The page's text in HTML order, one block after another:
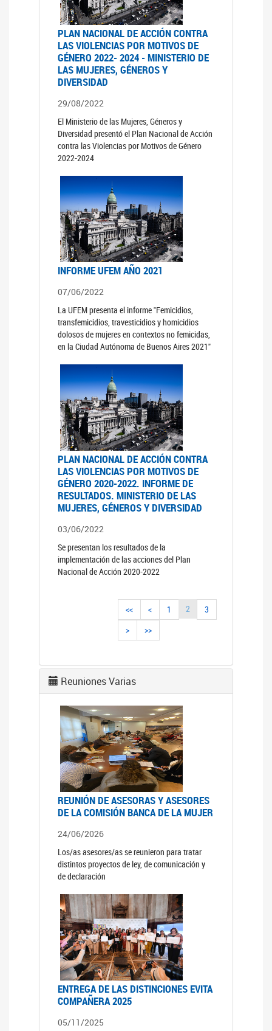
PLAN NACIONAL DE ACCIÓN CONTRA
LAS VIOLENCIAS POR MOTIVOS DE
GÉNERO 2022- 2024 - MINISTERIO DE
LAS MUJERES, GÉNEROS Y
DIVERSIDAD
29/08/2022
El Ministerio de las Mujeres, Géneros y
Diversidad presentó el Plan Nacional de Acción
contra las Violencias por Motivos de Género
2022-2024
INFORME UFEM AÑO 2021
07/06/2022
La UFEM presenta el informe "Femicidios,
transfemicidios, travesticidios y homicidios
dolosos de mujeres en contextos no femicidas,
en la Ciudad Autónoma de Buenos Aires 2021"
PLAN NACIONAL DE ACCIÓN CONTRA
LAS VIOLENCIAS POR MOTIVOS DE
GÉNERO 2020-2022. INFORME DE
RESULTADOS. MINISTERIO DE LAS
MUJERES, GÉNEROS Y DIVERSIDAD
03/06/2022
Se presentan los resultados de la
implementación de las acciones del Plan
Nacional de Acción 2020-2022
<< < 1 2
3
>
>>
Reuniones Varias
REUNIÓN DE ASESORAS Y ASESORES
DE LA COMISIÓN BANCA DE LA MUJER
24/06/2026
Los/as asesores/as se reunieron para tratar
distintos proyectos de ley, de comunicación y
de declaración
ENTREGA DE LAS DISTINCIONES EVITA
COMPAÑERA 2025
05/11/2025